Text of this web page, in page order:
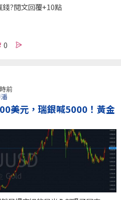
錢?閱文回覆+10點
0
前
美元，瑞銀喊5000！黃金